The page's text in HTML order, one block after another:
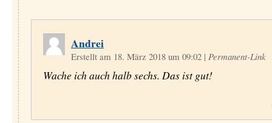
Andrei
Erstellt am 18. März 2018 um 09:02 | Permanent-Link
Wache ich auch halb sechs. Das ist gut!